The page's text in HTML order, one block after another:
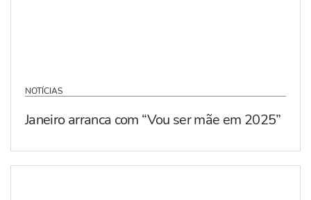
NOTÍCIAS
Janeiro arranca com “Vou ser mãe em 2025”